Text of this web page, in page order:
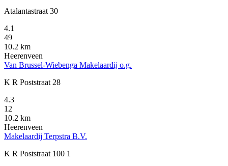
Atalantastraat 30
4.1
49
10.2 km
Heerenveen
Van Brussel-Wiebenga Makelaardij o.g.
K R Poststraat 28
4.3
12
10.2 km
Heerenveen
Makelaardij Terpstra B.V.
K R Poststraat 100 1